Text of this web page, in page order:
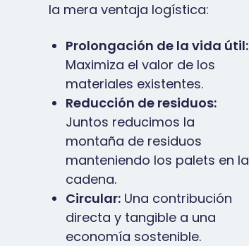
la mera ventaja logística:
Prolongación de la vida útil:
Maximiza el valor de los
materiales existentes.
Reducción de residuos:
Juntos reducimos la
montaña de residuos
manteniendo los palets en la
cadena.
Circular: Una contribución
directa y tangible a una
economía sostenible.